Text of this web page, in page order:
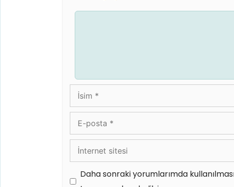
İsim
posta
İnternet
sitesi
Daha sonraki yorumlarımda